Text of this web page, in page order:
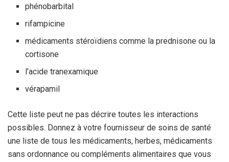
phénobarbital
rifampicine
médicaments stéroïdiens comme la prednisone ou la
cortisone
l’acide tranexamique
vérapamil
Cette liste peut ne pas décrire toutes les interactions
possibles. Donnez à votre fournisseur de soins de santé
une liste de tous les médicaments, herbes, médicaments
sans ordonnance ou compléments alimentaires que vous